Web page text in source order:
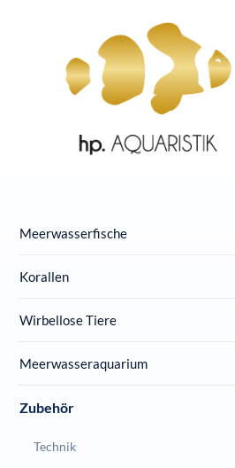
Zur Hauptnavigation springen
Meerwasserfische
Korallen
Wirbellose Tiere
Meerwasseraquarium
Zubehör
Technik